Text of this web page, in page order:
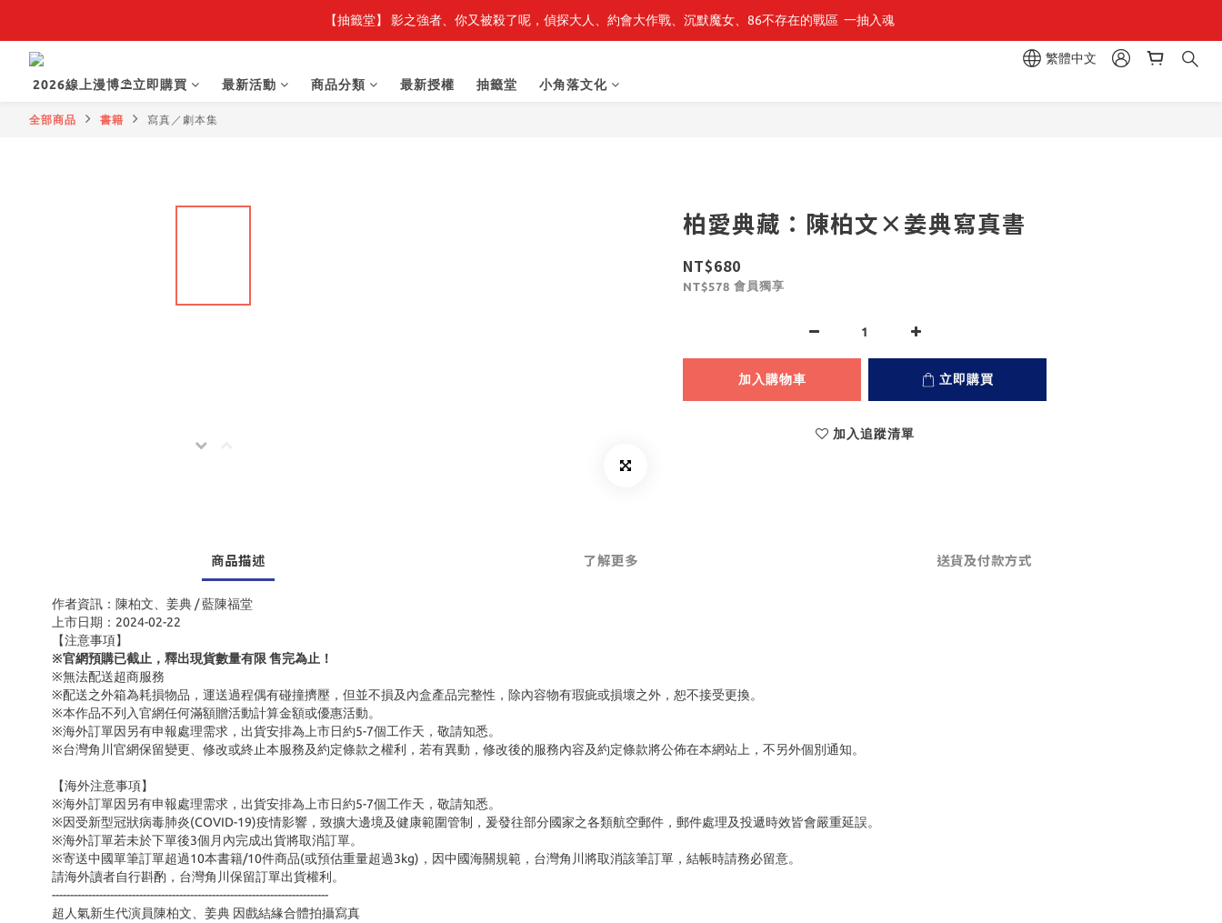
最新開賣🔥「全知讀者視角」 周邊商品
【抽籤堂】 影之強者、你又被殺了呢，偵探大人、約會大作戰、沉默魔女、86不存在的戰區  一抽入魂
繁體中文
2026線上漫博⛱️立即購買
最新活動 商品分類 最新授權 抽籤堂 小角落文化
全部商品 書籍 寫真／劇本集
柏愛典藏：陳柏文×姜典寫真書
NT$680
NT$578 會員獨享
加入購物車 立即購買
加入追蹤清單
商品描述 了解更多 送貨及付款方式
作者資訊：陳柏文、姜典 / 藍陳福堂
上市日期：2024-02-22
【注意事項】
※官網預購已截止，釋出現貨數量有限 售完為止！
※無法配送超商服務
※配送之外箱為耗損物品，運送過程偶有碰撞擠壓，但並不損及內盒產品完整性，除內容物有瑕疵或損壞之外，恕不接受更換。
※本作品不列入官網任何滿額贈活動計算金額或優惠活動。
※海外訂單因另有申報處理需求，出貨安排為上市日約5-7個工作天，敬請知悉。
※台灣角川官網保留變更、修改或終止本服務及約定條款之權利，若有異動，修改後的服務內容及約定條款將公佈在本網站上，不另外個別通知。
【海外注意事項】
※海外訂單因另有申報處理需求，出貨安排為上市日約5-7個工作天，敬請知悉。
※因受新型冠狀病毒肺炎(COVID-19)疫情影響，致擴大邊境及健康範圍管制，爰發往部分國家之各類航空郵件，郵件處理及投遞時效皆會嚴重延誤。
※海外訂單若未於下單後3個月內完成出貨將取消訂單。
※寄送中國單筆訂單超過10本書籍/10件商品(或預估重量超過3kg)，因中國海關規範，台灣角川將取消該筆訂單，結帳時請務必留意。
請海外讀者自行斟酌，台灣角川保留訂單出貨權利。
----------------------------------------------------------------------------
超人氣新生代演員陳柏文、姜典 因戲結緣合體拍攝寫真